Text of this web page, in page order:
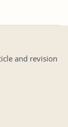
and revision